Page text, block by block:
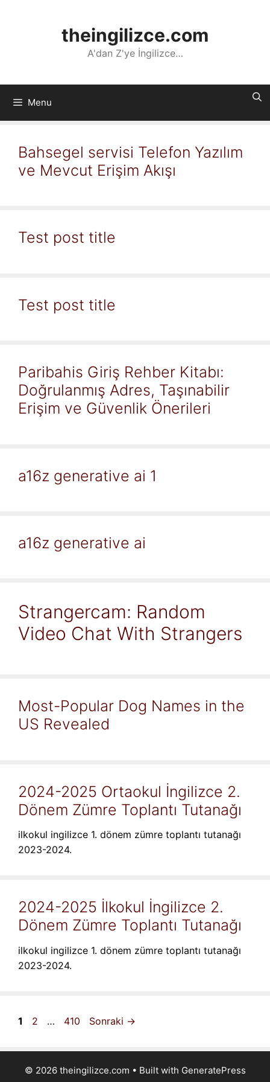
theingilizce.com
A'dan Z'ye İngilizce…
Menu
Bahsegel servisi Telefon Yazılım
ve Mevcut Erişim Akışı
Test post title
Test post title
Paribahis Giriş Rehber Kitabı:
Doğrulanmış Adres, Taşınabilir
Erişim ve Güvenlik Önerileri
a16z generative ai 1
a16z generative ai
Strangercam: Random
Video Chat With Strangers
Most-Popular Dog Names in the
US Revealed
2024-2025 Ortaokul İngilizce 2.
Dönem Zümre Toplantı Tutanağı
ilkokul ingilizce 1. dönem zümre toplantı tutanağı
2023-2024.
2024-2025 İlkokul İngilizce 2.
Dönem Zümre Toplantı Tutanağı
ilkokul ingilizce 1. dönem zümre toplantı tutanağı
2023-2024.
Sayfa
1 Sayfa
2 … Sayfa
410 Sonraki →
© 2026 theingilizce.com • Built with GeneratePress